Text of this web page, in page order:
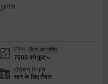
एरिया बिल्ट-अप एरिया
7000 वर्ग फुट
पॉसेशन स्थिति
रहने के लिए तैयार